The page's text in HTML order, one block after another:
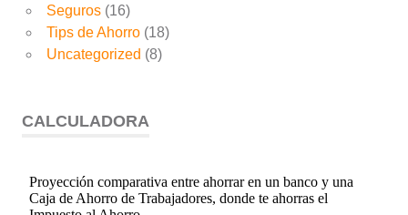
Seguros(16)
Tips de Ahorro(18)
Uncategorized (8)
CALCULADORA